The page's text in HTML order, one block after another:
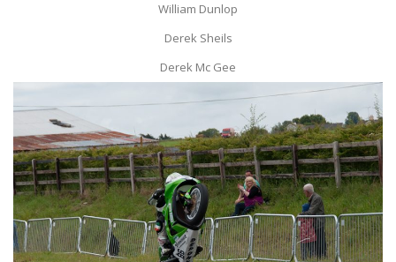
William Dunlop
Derek Sheils
Derek Mc Gee